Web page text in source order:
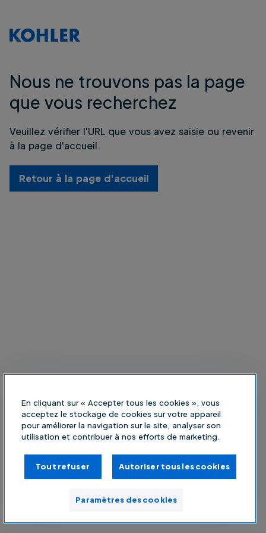
Nous ne trouvons pas la page
que vous recherchez
Veuillez vérifier l'URL que vous avez saisie ou revenir
à la page d'accueil.
Retour à la page d'accueil
En cliquant sur « Accepter tous les cookies », vous
acceptez le stockage de cookies sur votre appareil
pour améliorer la navigation sur le site, analyser son
utilisation et contribuer à nos efforts de marketing.
Tout refuser Autoriser tous les cookies
Paramètres des cookies